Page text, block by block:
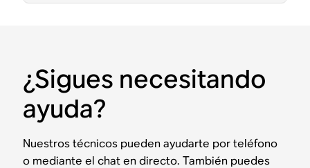
¿Sigues necesitando
ayuda?
Nuestros técnicos pueden ayudarte por teléfono
o mediante el chat en directo. También puedes